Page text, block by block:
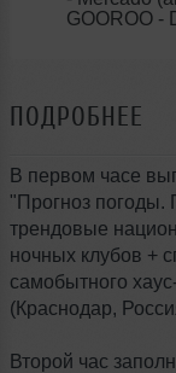
GOOROO -
ПОДРОБНЕЕ
В первом часе
"Прогноз
трендовые
ночных клубов +
самобытного
(Краснодар,
Второй час